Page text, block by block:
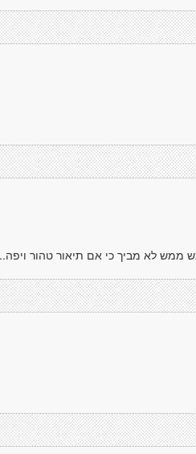
ממש לא מביך כי אם תיאור טהור